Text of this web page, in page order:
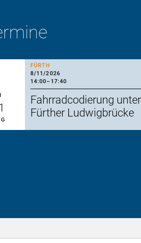
FÜRTH
8/11/2026
14:00– 17:40
Fahrradcodierung
Fürther Ludwigbrücke